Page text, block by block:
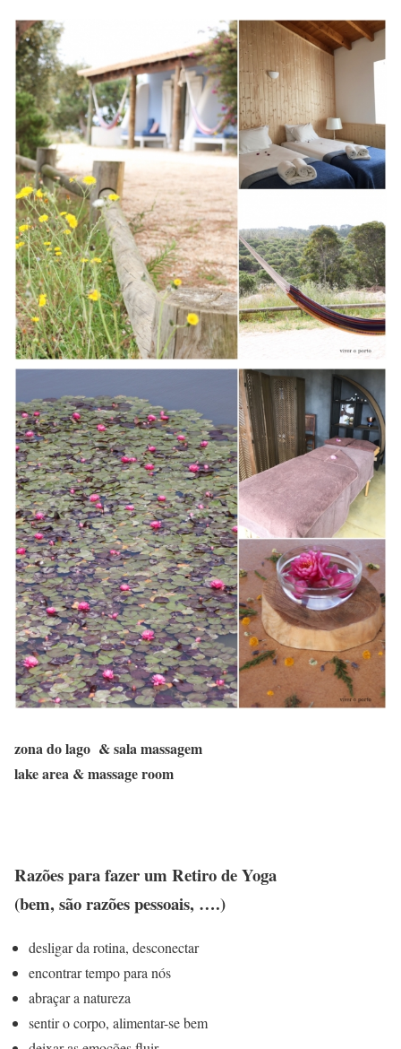
zona do lago & sala massagem
lake area & massage room
Razões para fazer um Retiro de Yoga
(bem, são razões pessoais, ….)
desligar da rotina, desconectar
encontrar tempo para nós
abraçar a natureza
sentir o corpo, alimentar-se bem